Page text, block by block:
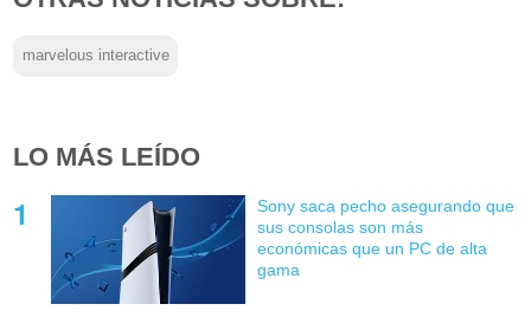
marvelous interactive
LO MÁS LEÍDO
Sony saca pecho asegurando que
sus consolas son más
económicas que un PC de alta
gama